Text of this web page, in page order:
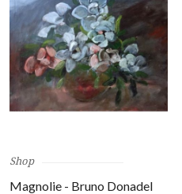
Shop
Magnolie - Bruno Donadel